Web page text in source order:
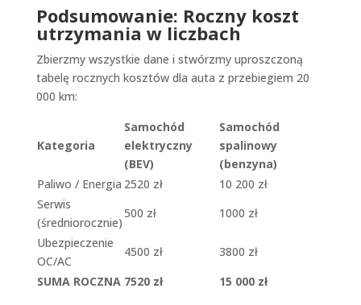
Podsumowanie: Roczny koszt
utrzymania w liczbach
Zbierzmy wszystkie dane i stwórzmy uproszczoną
tabelę rocznych kosztów dla auta z przebiegiem 20
000 km:
Kategoria
Samochód
elektryczny
(BEV)
Samochód
spalinowy
(benzyna)
Paliwo / Energia 2520 zł
10 200 zł
Serwis
(średniorocznie)
500 zł
1000 zł
Ubezpieczenie
OC/AC
4500 zł
3800 zł
SUMA ROCZNA 7520 zł 15 000 zł